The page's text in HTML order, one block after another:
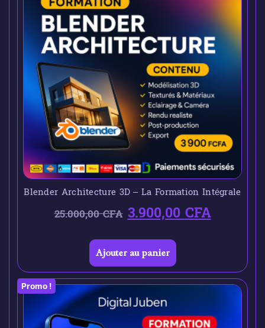
Blender Architecture 3D – La Formation Intégrale
25.000,00CFA 3.900,00CFA
Ajouter au panier
Promo !